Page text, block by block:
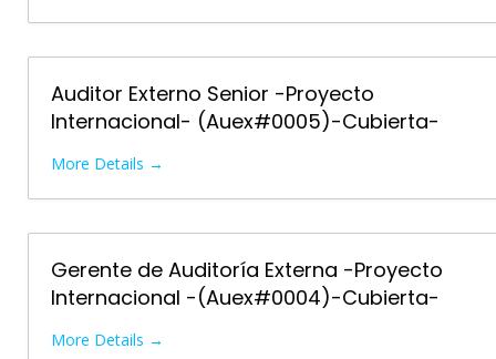
Auditor Externo Senior -Proyecto
Internacional- (Auex#0005)-Cubierta-
More Details
Gerente de Auditoría Externa -Proyecto
Internacional -(Auex#0004)-Cubierta-
More Details